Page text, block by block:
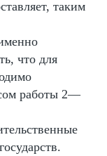
таким
что для
работы 2—